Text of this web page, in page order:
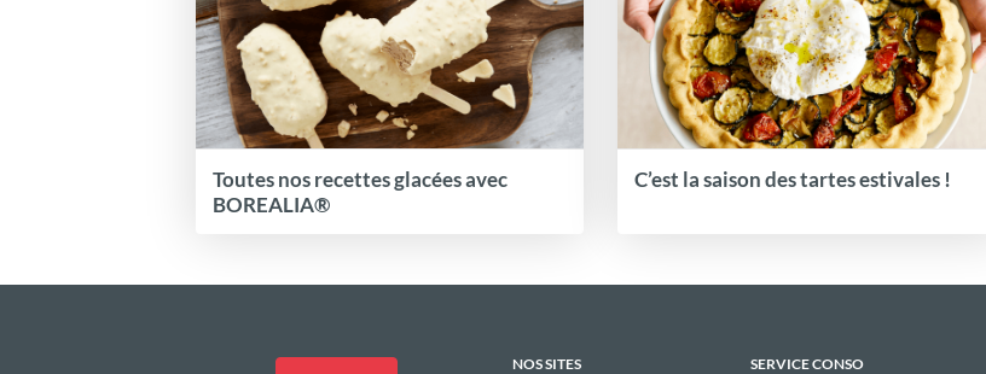
Toutes nos recettes glacées avec
BOREALIA®
C’est la saison des tartes estivales !
NOS SITES
SERVICE CONSO